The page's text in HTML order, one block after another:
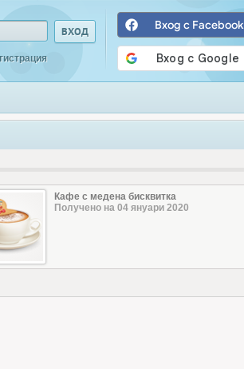
Вход с Facebook
Кафе с медена бисквитка
Получено на 04 януари 2020